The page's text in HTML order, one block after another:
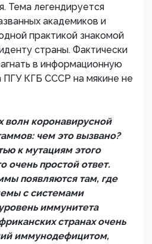
Тема легендируется
академиков и
практикой знакомой
страны. Фактически
в информационную
ПГУ КГБ СССР на мякине не
волн коронавирусной
чем это вызвано?
к мутациям этого
очень простой ответ.
появляются там, где
с системами
иммунитета
странах очень
иммунодефицитом,